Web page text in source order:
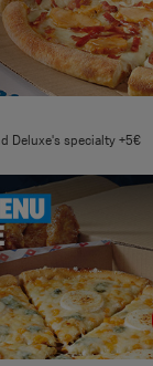
Deluxe's specialty +5€